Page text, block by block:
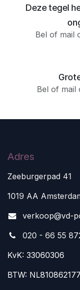
Deze tegel
Bel of mail
Bel of mail
Adres
Zeeburgerpad 41
1019 AA
verkoop@vd-
020 - 66 55
KvK: 33060306
BTW: